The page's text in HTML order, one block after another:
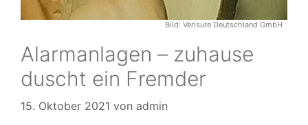
Bild: Verisure Deutschland GmbH
Alarmanlagen – zuhause
duscht ein Fremder
15. Oktober 2021 von admin